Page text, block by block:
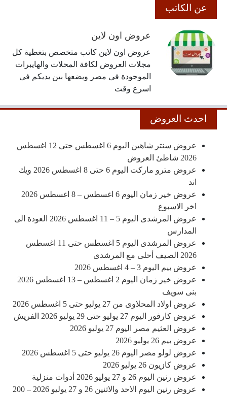
عن الكاتب
عروض اون لاين
عروض اون لاين كاتب متخصص بتغطية كل
مجلات العروض لكافة المحلات والهايبرات
الموجودة فى مصر ويضعها بين يديكم فى
اسرع وقت
احدث العروض
عروض سنتر شاهين اليوم 6 اغسطس حتى 12 اغسطس
2026 شاطئ العروض
عروض مترو ماركت اليوم 6 حتى 8 اغسطس 2026 ويك
اند
عروض خير زمان اليوم 6 اغسطس – 8 اغسطس 2026
اخر الاسبوع
عروض المرشدى اليوم 5 – 11 اغسطس 2026 العودة الى
المدارس
عروض المرشدى اليوم 5 اغسطس حتى 11 اغسطس
2026 الصيف أحلى مع المرشدى
عروض بيم اليوم 3 – 4 اغسطس 2026
عروض خير زمان اليوم 2 اغسطس – 13 اغسطس 2026
بنى سويف
عروض اولاد المحلاوى من 27 يوليو حتى 5 اغسطس 2026
عروض كارفور اليوم 27 يوليو حتى 29 يوليو 2026 الفريش
عروض العثيم مصر اليوم 27 يوليو 2026
عروض بيم 26 يوليو 2026
عروض لولو مصر اليوم 26 يوليو حتى 5 اغسطس 2026
عروض كازيون 26 يوليو 2026
عروض رنين اليوم 26 و 27 يوليو 2026 أدوات منزلية
عروض رنين اليوم الاحد والاثنين 26 و 27 يوليو 2026 – 200